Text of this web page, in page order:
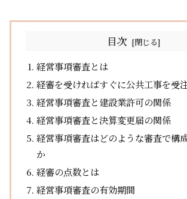
目次
経営事項審査とは
経審を受ければすぐに公共工事を受
経営事項審査と建設業許可の関係
経営事項審査と決算変更届の関係
経営事項審査はどのような審査で構
か
経審の点数とは
経営事項審査の有効期間